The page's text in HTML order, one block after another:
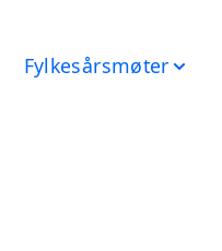
Fylkesårsmøter